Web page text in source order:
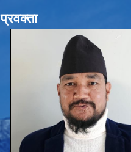
प्रवक्ता